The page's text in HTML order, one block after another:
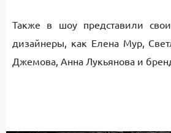
Также в шоу представили
дизайнеры, как Елена Мур,
Джемова, Анна Лукьянова и